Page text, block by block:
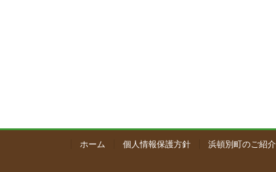
ホーム 個人情報保護方針 浜頓別町のご紹介